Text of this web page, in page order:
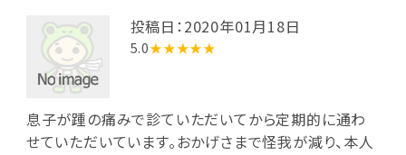
投稿日：2020年01月18日
5.0★★★★★
息子が踵の痛みで診ていただいてから定期的に通わ
せていただいています。おかげさまで怪我が減り、本人